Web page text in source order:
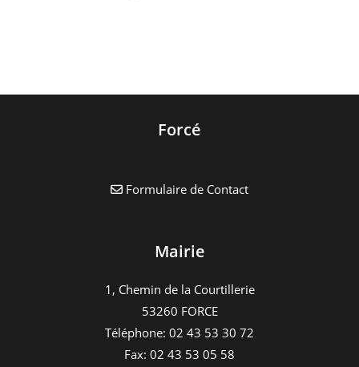
Forcé
Formulaire de Contact
Mairie
1, Chemin de la Courtillerie
53260 FORCE
Téléphone: 02 43 53 30 72
Fax: 02 43 53 05 58